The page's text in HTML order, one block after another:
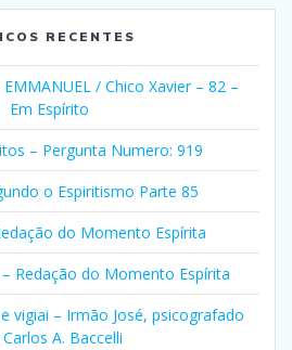
RECENTES
/ Chico Xavier – 82 –
Em Espírito
– Pergunta Numero: 919
o Espiritismo Parte 85
do Momento Espírita
Redação do Momento Espírita
vigiai – Irmão José, psicografado
A. Baccelli